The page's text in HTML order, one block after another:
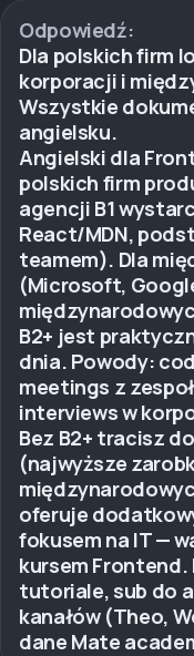
Odpowiedź:
Dla polskich firm
korporacji i
Wszystkie
angielsku.
Angielski dla
polskich firm
agencji B1
React/MDN,
teamem). Dla
(Microsoft,
B2+ jest
dnia. Powody:
meetings z
interviews w
Bez B2+ tracisz
(najwyższe
oferuje
fokusem na IT —
kursem
tutoriale, sub do
kanałów (Theo,
dane Mate